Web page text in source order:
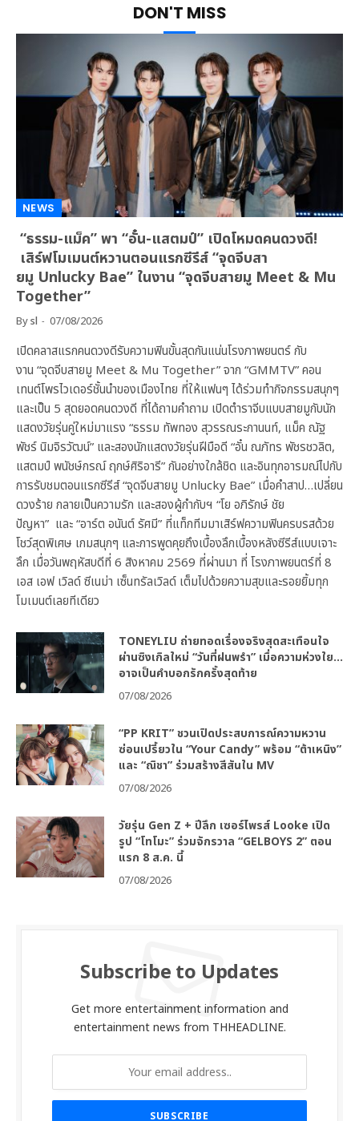
DON'T MISS
NEWS
“ธรรม-แม็ค” พา “อั๋น-แสตมป์” เปิดโหมดคนดวงดี!
เสิร์ฟโมเมนต์หวานตอนแรกซีรีส์ “จุดจีบสา
ยมู Unlucky Bae” ในงาน “จุดจีบสายมู Meet & Mu
Together”
Bysl 07/08/2026
เปิดคลาสแรกคนดวงดีรับความฟินขั้นสุดกันแน่นโรงภาพยนตร์ กับ
งาน “จุดจีบสายมู Meet & Mu Together” จาก “GMMTV” คอน
เทนต์โพรไวเดอร์ชั้นนำของเมืองไทย ที่ให้แฟนๆ ได้ร่วมทำกิจกรรมสนุกๆ
และเป็น 5 สุดยอดคนดวงดี ที่ได้ถามคำถาม เปิดตำราจีบแบบสายมูกับนัก
แสดงวัยรุ่นคู่ใหม่มาแรง “ธรรม ทัพทอง สุวรรณระกานนท์, แม็ค ณัฐ
พัชร์ นิมจิรวัฒน์” และสองนักแสดงวัยรุ่นฝีมือดี “อั๋น ณภัทร พัชรชวลิต,
แสตมป์ พนัชษ์กรณ์ ฤกษ์ศิริอารี” กันอย่างใกล้ชิด และอินทุกอารมณ์ไปกับ
การรับชมตอนแรกซีรีส์ “จุดจีบสายมู Unlucky Bae” เมื่อคำสาป…เปลี่ยน
ดวงร้าย กลายเป็นความรัก และสองผู้กำกับฯ “โย อภิรักษ์ ชัย
ปัญหา” และ “อาร์ต อนันต์ รัศมี” ที่แท็กทีมมาเสิร์ฟความฟินครบรสด้วย
โชว์สุดพิเศษ เกมสนุกๆ และการพูดคุยถึงเบื้องลึกเบื้องหลังซีรีส์แบบเจาะ
ลึก เมื่อวันพฤหัสบดีที่ 6 สิงหาคม 2569 ที่ผ่านมา ที่ โรงภาพยนตร์ที่ 8
เอส เอฟ เวิลด์ ซีเนม่า เซ็นทรัลเวิลด์ เต็มไปด้วยความสุขและรอยยิ้มทุก
โมเมนต์เลยทีเดียว
TONEYLIU ถ่ายทอดเรื่องจริงสุดสะเทือนใจ
ผ่านซิงเกิลใหม่ “วันที่ฝนพรำ” เมื่อความห่วงใย…
อาจเป็นคำบอกรักครั้งสุดท้าย
07/08/2026
“PP KRIT” ชวนเปิดประสบการณ์ความหวาน
ซ่อนเปรี้ยวใน “Your Candy” พร้อม “ต้าเหนิง”
และ “ณิชา” ร่วมสร้างสีสันใน MV
07/08/2026
วัยรุ่น Gen Z + ปีลึก เซอร์ไพรส์ Looke เปิด
รูป “โทโมะ” ร่วมจักรวาล “GELBOYS 2” ตอน
แรก 8 ส.ค. นี้
07/08/2026
Subscribe to Updates
Get more entertainment information and
entertainment news from THHEADLINE.